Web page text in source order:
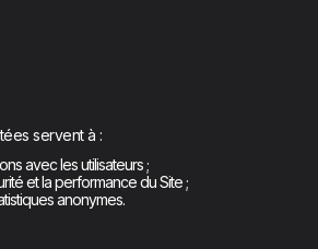
servent à :
avec les utilisateurs ;
et la performance du Site ;
anonymes.